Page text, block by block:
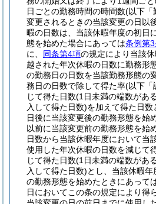
日ごとの勤務時間の時間数(以下「
変更されるときの当該変更の日以
暇の日数は、当該休暇年度の初日
態を始めた場合にあっては条例第
に、 同条第4項の規定により当該
越された年次休暇の日数に勤務形
の勤務日の日数を当該勤務形態の
務日の日数で除して得た率(以下「
じて得た日数(1日未満の端数があ
入して得た日数)を加えて得た日
日後に当該変更後の勤務形態を始
以前に当該変更前の勤務形態を始
日数から当該休暇年度において当
使用した年次休暇の日数を減じて
じて得た日数(1日未満の端数があ
入して得た日数)とし、当該休暇
の勤務形態を始めたときにあって
日においてこの条の規定により得